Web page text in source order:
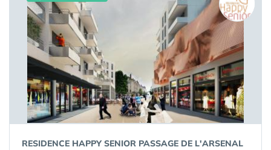
RESIDENCE HAPPY SENIOR PASSAGE DE L'ARSENAL